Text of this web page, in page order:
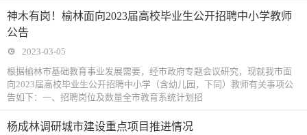
神木有岗！榆林面向2023届高校毕业生公开招聘中小学教师
公告
2023-03-05
根据榆林市基础教育事业发展需要，经市政府专题会议研究，现就我市面
向2023届高校毕业生公开招聘中小学（含幼儿园，下同）教师有关事项公
告如下：一、招聘岗位及数量全市教育系统计划招
杨成林调研城市建设重点项目推进情况